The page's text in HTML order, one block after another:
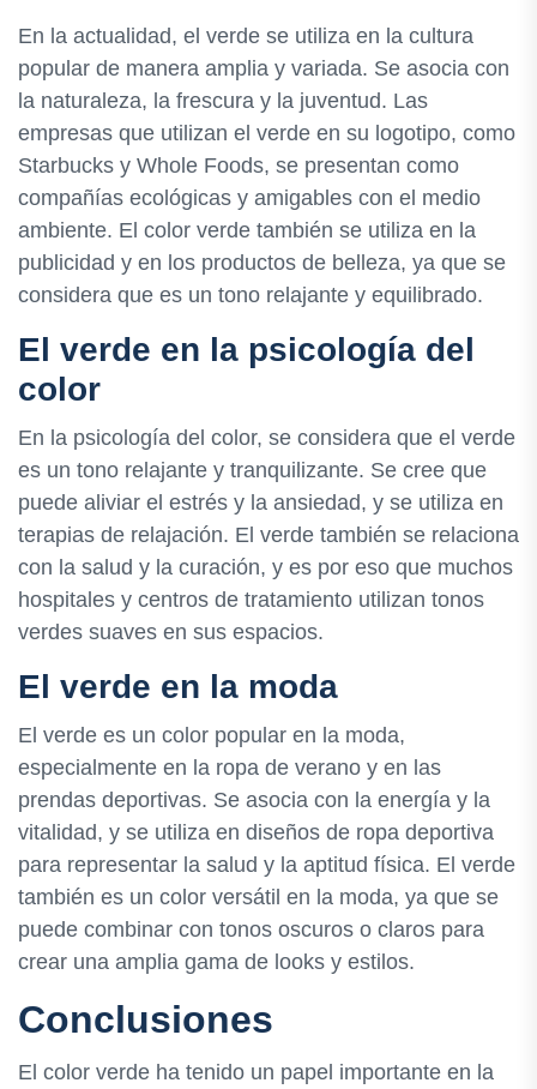
En la actualidad, el verde se utiliza en la cultura
popular de manera amplia y variada. Se asocia con
la naturaleza, la frescura y la juventud. Las
empresas que utilizan el verde en su logotipo, como
Starbucks y Whole Foods, se presentan como
compañías ecológicas y amigables con el medio
ambiente. El color verde también se utiliza en la
publicidad y en los productos de belleza, ya que se
considera que es un tono relajante y equilibrado.
El verde en la psicología del
color
En la psicología del color, se considera que el verde
es un tono relajante y tranquilizante. Se cree que
puede aliviar el estrés y la ansiedad, y se utiliza en
terapias de relajación. El verde también se relaciona
con la salud y la curación, y es por eso que muchos
hospitales y centros de tratamiento utilizan tonos
verdes suaves en sus espacios.
El verde en la moda
El verde es un color popular en la moda,
especialmente en la ropa de verano y en las
prendas deportivas. Se asocia con la energía y la
vitalidad, y se utiliza en diseños de ropa deportiva
para representar la salud y la aptitud física. El verde
también es un color versátil en la moda, ya que se
puede combinar con tonos oscuros o claros para
crear una amplia gama de looks y estilos.
Conclusiones
El color verde ha tenido un papel importante en la